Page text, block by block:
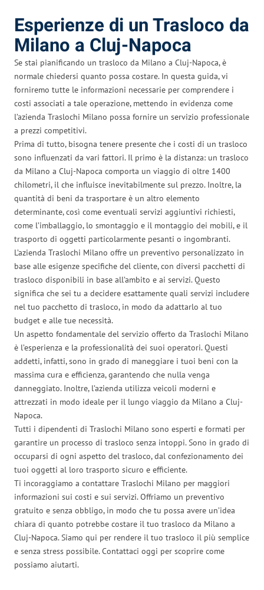
Esperienze di un Trasloco da
Milano a Cluj-Napoca
Se stai pianificando un trasloco da Milano a Cluj-Napoca, è
normale chiedersi quanto possa costare. In questa guida, vi
forniremo tutte le informazioni necessarie per comprendere i
costi associati a tale operazione, mettendo in evidenza come
l’azienda Traslochi Milano possa fornire un servizio professionale
a prezzi competitivi.
Prima di tutto, bisogna tenere presente che i costi di un trasloco
sono influenzati da vari fattori. Il primo è la distanza: un trasloco
da Milano a Cluj-Napoca comporta un viaggio di oltre 1400
chilometri, il che influisce inevitabilmente sul prezzo. Inoltre, la
quantità di beni da trasportare è un altro elemento
determinante, così come eventuali servizi aggiuntivi richiesti,
come l’imballaggio, lo smontaggio e il montaggio dei mobili, e il
trasporto di oggetti particolarmente pesanti o ingombranti.
L’azienda Traslochi Milano offre un preventivo personalizzato in
base alle esigenze specifiche del cliente, con diversi pacchetti di
trasloco disponibili in base all’ambito e ai servizi. Questo
significa che sei tu a decidere esattamente quali servizi includere
nel tuo pacchetto di trasloco, in modo da adattarlo al tuo
budget e alle tue necessità.
Un aspetto fondamentale del servizio offerto da Traslochi Milano
è l’esperienza e la professionalità dei suoi operatori. Questi
addetti, infatti, sono in grado di maneggiare i tuoi beni con la
massima cura e efficienza, garantendo che nulla venga
danneggiato. Inoltre, l’azienda utilizza veicoli moderni e
attrezzati in modo ideale per il lungo viaggio da Milano a Cluj-
Napoca.
Tutti i dipendenti di Traslochi Milano sono esperti e formati per
garantire un processo di trasloco senza intoppi. Sono in grado di
occuparsi di ogni aspetto del trasloco, dal confezionamento dei
tuoi oggetti al loro trasporto sicuro e efficiente.
Ti incoraggiamo a contattare Traslochi Milano per maggiori
informazioni sui costi e sui servizi. Offriamo un preventivo
gratuito e senza obbligo, in modo che tu possa avere un’idea
chiara di quanto potrebbe costare il tuo trasloco da Milano a
Cluj-Napoca. Siamo qui per rendere il tuo trasloco il più semplice
e senza stress possibile. Contattaci oggi per scoprire come
possiamo aiutarti.